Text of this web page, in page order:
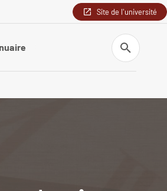
Site de l'université
Recherche